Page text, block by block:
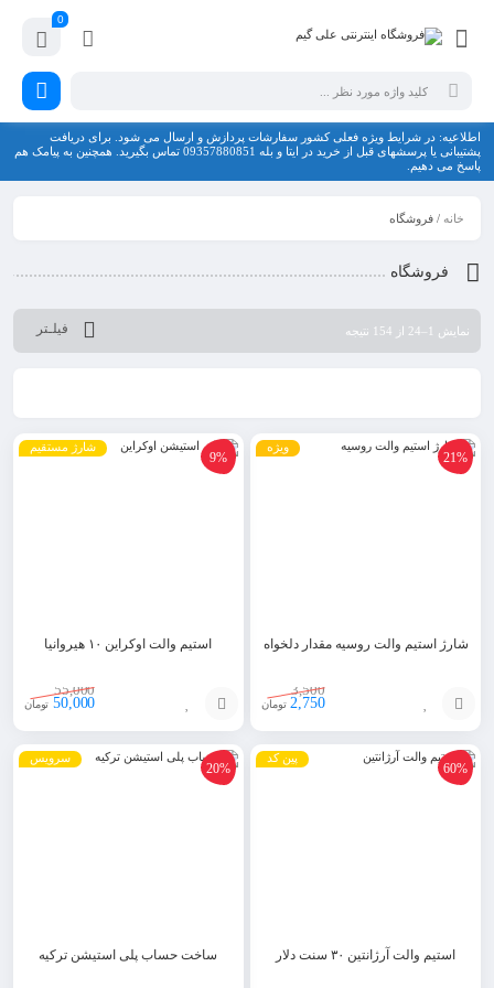
0
اطلاعیه: در شرایط ویژه فعلی کشور سفارشات پردازش و ارسال می شود. برای دریافت
پشتیبانی یا پرسشهای قبل از خرید در ایتا و بله 09357880851 تماس بگیرید. همچنین به پیامک هم
پاسخ می دهیم.
خانه / فروشگاه
فروشگاه
فیلـتر نمایش 1–24 از 154 نتیجه
ویژه
21%
شارژ استیم والت روسیه مقدار دلخواه
3,500
2,750 تومان
به
شارژ مستقیم
9%
استیم والت اوکراین ۱۰ هیروانیا
55,000
50,000 تومان
به
پین کد
60%
استیم والت آرژانتین ۳۰ سنت دلار
سرویس
20%
ساخت حساب پلی استیشن ترکیه